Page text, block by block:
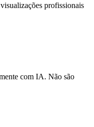
profissionais
com IA. Não são